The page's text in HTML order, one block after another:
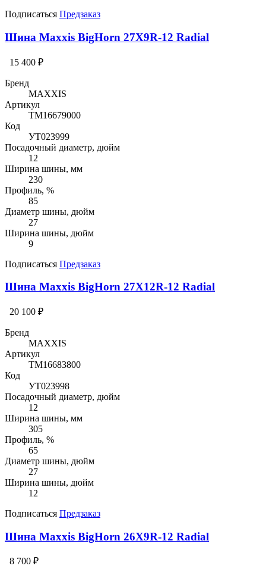
Подписаться Предзаказ
Шина Maxxis BigHorn 27X9R-12 Radial
15 400 ₽
Бренд
MAXXIS
Артикул
TM16679000
Код
УТ023999
Посадочный диаметр, дюйм
12
Ширина шины, мм
230
Профиль, %
85
Диаметр шины, дюйм
27
Ширина шины, дюйм
9
Подписаться Предзаказ
Шина Maxxis BigHorn 27X12R-12 Radial
20 100 ₽
Бренд
MAXXIS
Артикул
TM16683800
Код
УТ023998
Посадочный диаметр, дюйм
12
Ширина шины, мм
305
Профиль, %
65
Диаметр шины, дюйм
27
Ширина шины, дюйм
12
Подписаться Предзаказ
Шина Maxxis BigHorn 26X9R-12 Radial
8 700 ₽